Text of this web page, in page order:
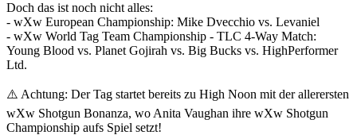
Doch das ist noch nicht alles:
- wXw European Championship: Mike Dvecchio vs. Levaniel
- wXw World Tag Team Championship - TLC 4-Way Match:
Young Blood vs. Planet Gojirah vs. Big Bucks vs. HighPerformer
Ltd.
⚠️ Achtung: Der Tag startet bereits zu High Noon mit der allerersten
wXw Shotgun Bonanza, wo Anita Vaughan ihre wXw Shotgun
Championship aufs Spiel setzt!